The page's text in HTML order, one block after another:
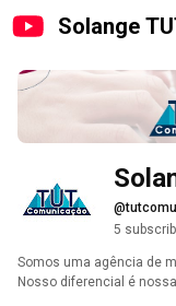
Solange
5
Somos uma agência de
Nosso diferencial é